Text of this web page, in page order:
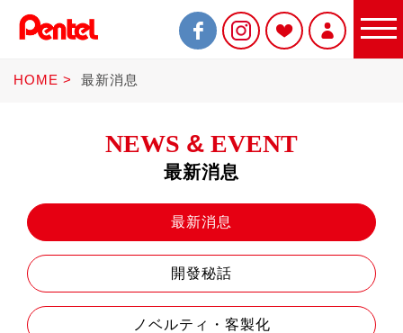
限定商品
書寫筆
HOME 最新消息
NEWS & EVENT
最新消息
最新消息
開發秘話
ノベルティ・客製化